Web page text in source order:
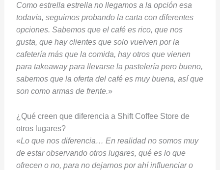
Como estrella estrella no llegamos a la opción esa
todavía, seguimos probando la carta con diferentes
opciones. Sabemos que el café es rico, que nos
gusta, que hay clientes que solo vuelven por la
cafetería más que la comida, hay otros que vienen
para takeaway para llevarse la pastelería pero bueno,
sabemos que la oferta del café es muy buena, así que
son como armas de frente.»
¿Qué creen que diferencia a Shift Coffee Store de
otros lugares?
«Lo que nos diferencia… En realidad no somos muy
de estar observando otros lugares, qué es lo que
ofrecen o no, para no dejarnos por ahí influenciar o